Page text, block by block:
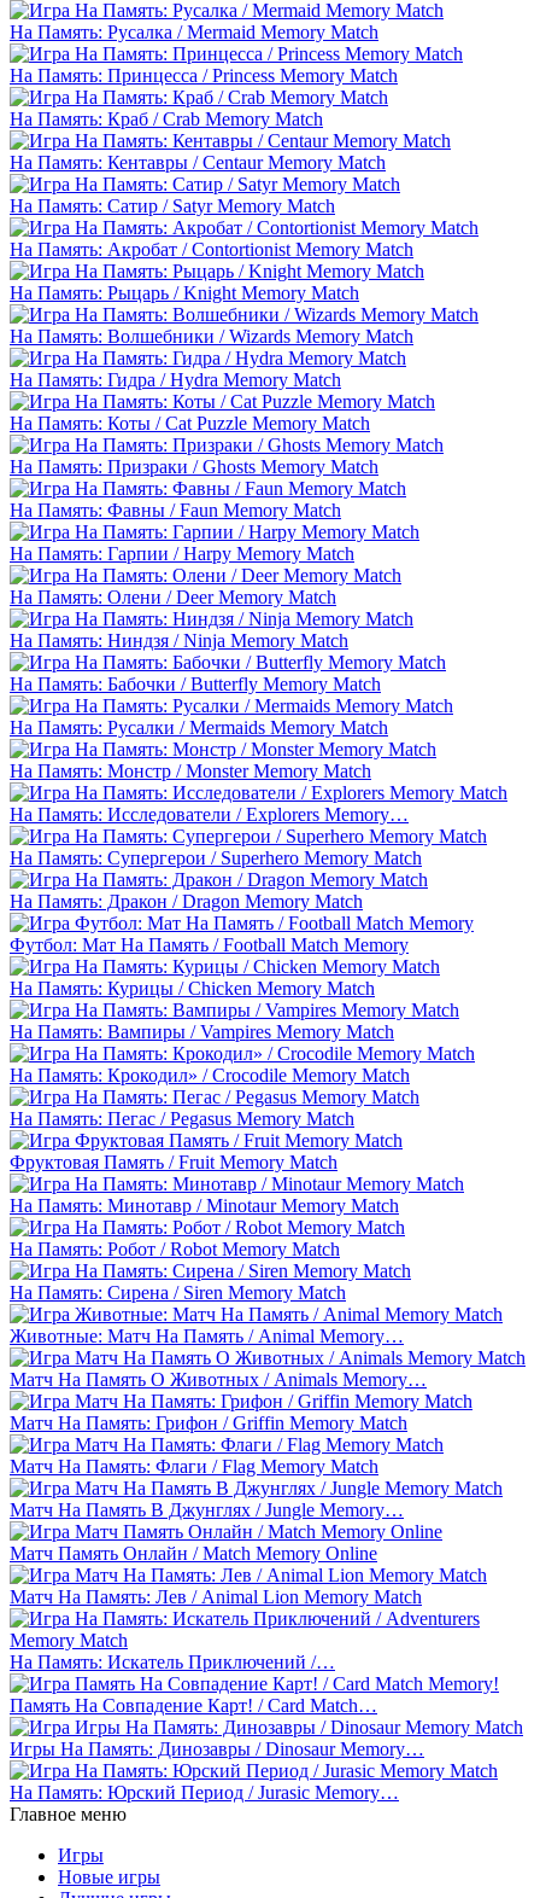
На Память: Русалка / Mermaid Memory Match
На Память: Принцесса / Princess Memory Match
На Память: Краб / Crab Memory Match
На Память: Кентавры / Centaur Memory Match
На Память: Сатир / Satyr Memory Match
На Память: Акробат / Contortionist Memory Match
На Память: Рыцарь / Knight Memory Match
На Память: Волшебники / Wizards Memory Match
На Память: Гидра / Hydra Memory Match
На Память: Коты / Cat Puzzle Memory Match
На Память: Призраки / Ghosts Memory Match
На Память: Фавны / Faun Memory Match
На Память: Гарпии / Harpy Memory Match
На Память: Олени / Deer Memory Match
На Память: Ниндзя / Ninja Memory Match
На Память: Бабочки / Butterfly Memory Match
На Память: Русалки / Mermaids Memory Match
На Память: Монстр / Monster Memory Match
На Память: Исследователи / Explorers Memory…
На Память: Супергерои / Superhero Memory Match
На Память: Дракон / Dragon Memory Match
Футбол: Мат На Память / Football Match Memory
На Память: Курицы / Chicken Memory Match
На Память: Вампиры / Vampires Memory Match
На Память: Крокодил» / Crocodile Memory Match
На Память: Пегас / Pegasus Memory Match
Фруктовая Память / Fruit Memory Match
На Память: Минотавр / Minotaur Memory Match
На Память: Робот / Robot Memory Match
На Память: Сирена / Siren Memory Match
Животные: Матч На Память / Animal Memory…
Матч На Память О Животных / Animals Memory…
Матч На Память: Грифон / Griffin Memory Match
Матч На Память: Флаги / Flag Memory Match
Матч На Память В Джунглях / Jungle Memory…
Матч Память Онлайн / Match Memory Online
Матч На Память: Лев / Animal Lion Memory Match
На Память: Искатель Приключений /…
Память На Совпадение Карт! / Card Match…
Игры На Память: Динозавры / Dinosaur Memory…
На Память: Юрский Период / Jurasic Memory…
Главное меню
Игры
Новые игры